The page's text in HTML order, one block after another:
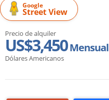
Google
Street View
Precio de alquiler
US$3,450Mensual
Dólares Americanos